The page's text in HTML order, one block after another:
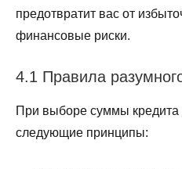
предотвратит вас от
финансовые риски.
4.1 Правила
При выборе суммы кредита
следующие принципы: